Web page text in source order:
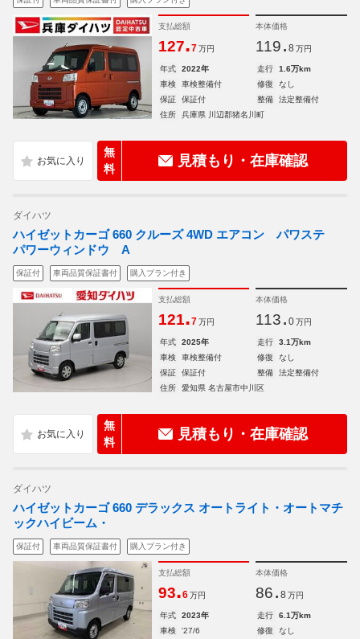
支払総額
127.7 万円
本体価格
119. 8 万円
年式 2022年 走行
1.6万km
車検
車検整備付 修復
なし
保証
保証付 整備
法定整備付
住所
兵庫県 川辺郡猪名川町
無
料
見積もり・在庫確認
ダイハツ
ハイゼットカーゴ 660 クルーズ 4WD エアコン パワステ
パワーウィンドウ A
保証付 車両品質保証書付 購入プラン付き
支払総額
121.7 万円
本体価格
113. 0 万円
年式 2025年 走行
3.1万km
車検
車検整備付 修復
なし
保証
保証付 整備
法定整備付
住所
愛知県 名古屋市中川区
無
料
見積もり・在庫確認
ダイハツ
ハイゼットカーゴ 660 デラックス オートライト・オートマチ
ックハイビーム・
保証付 車両品質保証書付 購入プラン付き
支払総額
93.6 万円
本体価格
86. 8 万円
年式 2023年 走行
6.1万km
車検
'27/6 修復 なし